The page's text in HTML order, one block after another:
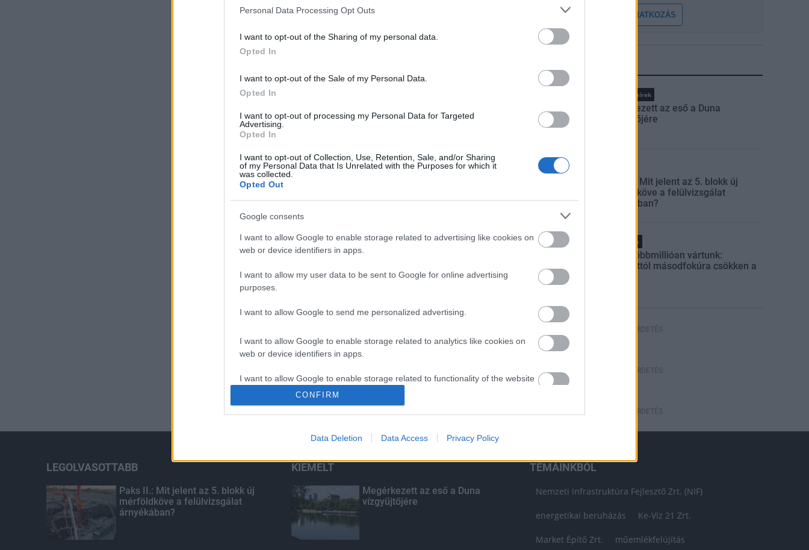
Personal Data Processing Opt Outs
I want to opt-out of the Sharing of my personal data.
Opted In
I want to opt-out of the Sale of my Personal Data.
Opted In
I want to opt-out of processing my Personal Data for Targeted
Advertising.
Opted In
I want to opt-out of Collection, Use, Retention, Sale, and/or Sharing
of my Personal Data that Is Unrelated with the Purposes for which it
was collected.
Opted Out
Google consents
I want to allow Google to enable storage related to advertising like cookies on
web or device identifiers in apps.
I want to allow my user data to be sent to Google for online advertising
purposes.
I want to allow Google to send me personalized advertising.
I want to allow Google to enable storage related to analytics like cookies on
web or device identifiers in apps.
I want to allow Google to enable storage related to functionality of the website
I want to allow Google to enable storage related to personalization.
I want to allow Google to enable storage related to security, including
CONFIRM
Data Deletion Data Access Privacy Policy
FELIRATKOZÁS
Országos hírek
Megérkezett az eső a Duna
vízgyűjtőjére
Paks II.: Mit jelent az 5. blokk új
mérföldköve a felülvizsgálat
árnyékában?
Helyi hírek
Amire többmillióan vártunk:
szombattól másodfokúra csökken a
HIRDETÉS
HIRDETÉS
HIRDETÉS
LEGOLVASOTTABB
Paks II.: Mit jelent az 5. blokk új
mérföldköve a felülvizsgálat
árnyékában?
KIEMELT
Megérkezett az eső a Duna
vízgyűjtőjére
TÉMÁINKBÓL
Nemzeti Infrastruktúra Fejlesztő Zrt. (NIF)
energetikai beruházás Ke-Víz 21 Zrt.
Market Építő Zrt. műemlékfelújítás